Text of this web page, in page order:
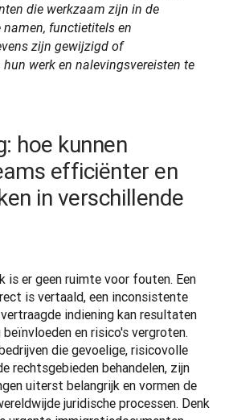
die werkzaam zijn in de
namen, functietitels en
zijn gewijzigd of
werk en nalevingsvereisten te
hoe kunnen
efficiënter en
in verschillende
is er geen ruimte voor fouten. Een
is vertaald, een inconsistente
indiening kan resultaten
en risico's vergroten.
die gevoelige, risicovolle
rechtsgebieden behandelen, zijn
uiterst belangrijk en vormen de
juridische processen. Denk